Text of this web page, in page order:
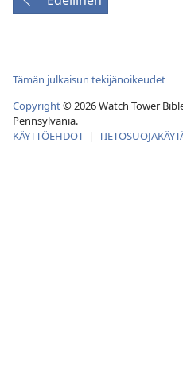
Tämän julkaisun tekijänoikeudet
Copyright© 2026 Watch Tower
Pennsylvania.
KÄYTTÖEHDOT |